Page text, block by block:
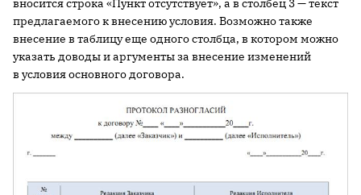
вносится строка «Пункт отсутствует», а в столбец 3 — текст
предлагаемого к внесению условия. Возможно также
внесение в таблицу еще одного столбца, в котором можно
указать доводы и аргументы за внесение изменений
в условия основного договора.